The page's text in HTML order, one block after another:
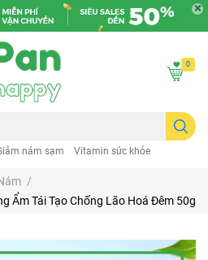
nám sạm Vitamin sức khỏe
0
/
Ẩm Tái Tạo Chống Lão Hoá Đêm 50g